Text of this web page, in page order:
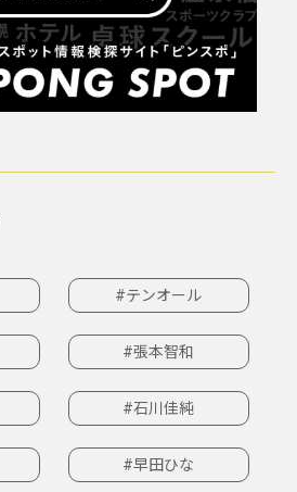
#テンオール
#張本智和
#石川佳純
#早田ひな